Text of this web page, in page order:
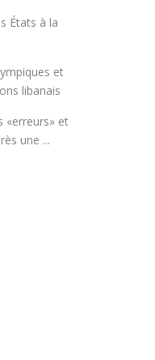
États à la
et
libanais
«erreurs» et
une ...